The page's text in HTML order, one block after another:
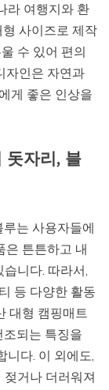
라 여행지와 환
사이즈로 제작
수 있어 편의
자인은 자연과
게 좋은 인상을
돗자리, 블
는 사용자들에
은 튼튼하고 내
니다. 따라서,
등 다양한 활동
대형 캠핑매트
되는 특징을
니다. 이 외에도,
거나 더러워져